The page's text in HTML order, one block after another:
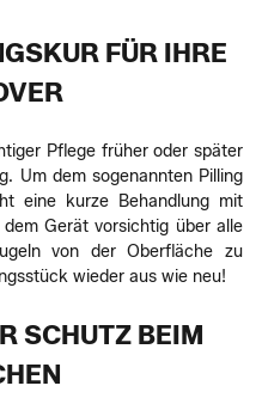
FÜR IHRE
Pflege früher oder später
Um dem sogenannten Pilling
eine kurze Behandlung mit
Gerät vorsichtig über alle
von der Oberfläche zu
wieder aus wie neu!
SCHUTZ BEIM